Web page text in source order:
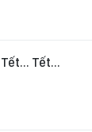
Tết... Tết...